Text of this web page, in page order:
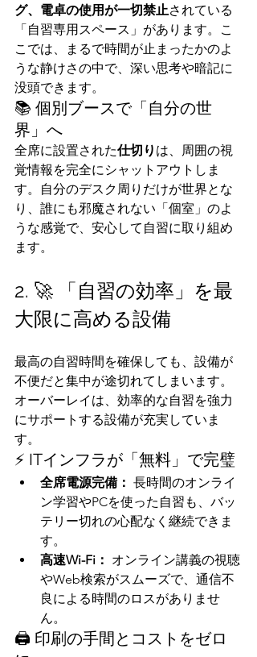
グ、電卓の使用が一切禁止されている
「自習専用スペース」があります。こ
こでは、まるで時間が止まったかのよ
うな静けさの中で、深い思考や暗記に
没頭できます。
📚 個別ブースで「自分の世
界」へ
全席に設置された仕切り は、周囲の視
覚情報を完全にシャットアウトしま
す。自分のデスク周りだけが世界とな
り、誰にも邪魔されない「個室」のよ
うな感覚で、安心して自習に取り組め
ます。
2. 🚀 「自習の効率」を最
大限に高める設備
最高の自習時間を確保しても、設備が
不便だと集中が途切れてしまいます。
オーバーレイは、効率的な自習を強力
にサポートする設備が充実していま
す。
⚡ ITインフラが「無料」で完璧
全席電源完備： 長時間のオンライ
ン学習やPCを使った自習も、バッ
テリー切れの心配なく継続できま
す。
高速Wi-Fi： オンライン講義の視聴
やWeb検索がスムーズで、通信不
良による時間のロスがありませ
ん。
🖨️ 印刷の手間とコストをゼロ